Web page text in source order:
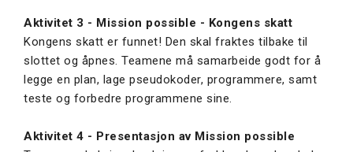
Aktivitet 3 - Mission possible - Kongens skatt
Kongens skatt er funnet! Den skal fraktes tilbake til
slottet og åpnes. Teamene må samarbeide godt for å
legge en plan, lage pseudokoder, programmere, samt
teste og forbedre programmene sine.
Aktivitet 4 - Presentasjon av Mission possible